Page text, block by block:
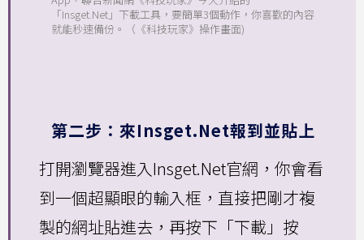
「Insget.Net」下載工具，要簡單3個動作，你喜歡的內容
就能秒速備份。（《科技玩家》操作畫面)
第二步：來Insget.Net報到並貼上
打開瀏覽器進入Insget.Net官網，你會看
到一個超顯眼的輸入框，直接把剛才複
製的網址貼進去，再按下「下載」按